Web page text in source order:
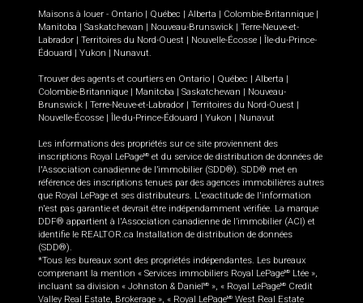
Maisons à louer - Ontario Québec Alberta Colombie-Britannique
Manitoba
Saskatchewan Nouveau-Brunswick
Terre-Neuve-et-
Labrador
Territoires du Nord-Ouest Nouvelle-Écosse
Île-du-Prince-
Édouard
Yukon Nunavut.
Trouver des agents et courtiers en Ontario Québec Alberta
Colombie-Britannique
Manitoba Saskatchewan
Nouveau-
Brunswick
Terre-Neuve-et-Labrador Territoires du Nord-Ouest
Nouvelle-Écosse
Île-du-Prince-Édouard Yukon Nunavut
Les informations des propriétés sur ce site proviennent des
inscriptions Royal LePageMD et du service de distribution de données de
l'Association canadienne de l’immobilier (SDD®). SDD® met en
référence des inscriptions tenues par des agences immobilières autres
que Royal LePage et ses distributeurs. L'exactitude de l'information
n'est pas garantie et devrait être indépendamment vérifiée. La marque
DDF® appartient à l'Association canadienne de l’immobilier (ACI) et
identifie le REALTOR.ca Installation de distribution de données
(SDD®).
*Tous les bureaux sont des propriétés indépendantes. Les bureaux
comprenant la mention « Services immobiliers Royal LePageMD
Ltée »,
incluant sa division « Johnston & Daniel MD », « Royal LePageMD
Credit
Valley Real Estate, Brokerage », « Royal LePageMD West Real Estate